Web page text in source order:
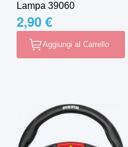
Lampa 39060
2,90 €
Aggiungi al Carrello